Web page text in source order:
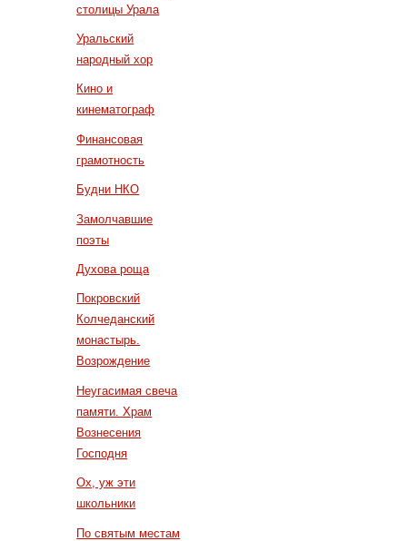
столицы Урала
Уральский
народный хор
Кино и
кинематограф
Финансовая
грамотность
Будни НКО
Замолчавшие
поэты
Духова роща
Покровский
Колчеданский
монастырь.
Возрождение
Неугасимая свеча
памяти. Храм
Вознесения
Господня
Ох, уж эти
школьники
По святым местам